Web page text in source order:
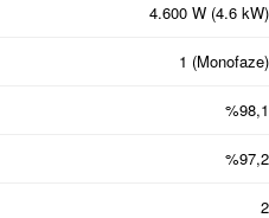
4.600 W (4.6 kW)
1 (Monofaze)
%98,1
%97,2
2